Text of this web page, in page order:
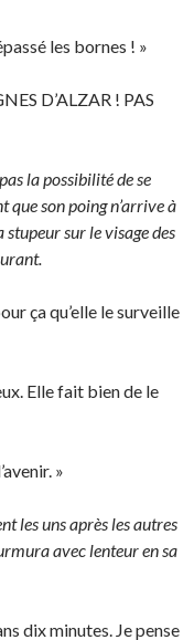
les bornes ! »
D’ALZAR ! PAS
la possibilité de se
que son poing n’arrive à
sur le visage des
ça qu’elle le surveille
Elle fait bien de le
»
les uns après les autres
avec lenteur en sa
dix minutes. Je pense